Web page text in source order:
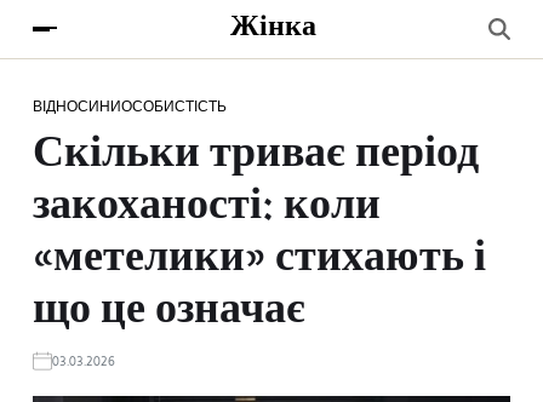
Жінка
ВІДНОСИНИОСОБИСТІСТЬ
Скільки триває період
закоханості: коли
«метелики» стихають і
що це означає
03.03.2026